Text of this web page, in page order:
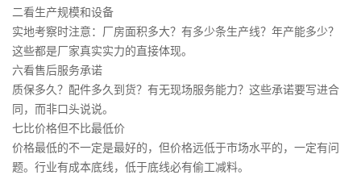
二看生产规模和设备
实地考察时注意：厂房面积多大？有多少条生产线？年产能多少？
这些都是厂家真实实力的直接体现。
六看售后服务承诺
质保多久？配件多久到货？有无现场服务能力？这些承诺要写进合
同，而非口头说说。
七比价格但不比最低价
价格最低的不一定是最好的，但价格远低于市场水平的，一定有问
题。行业有成本底线，低于底线必有偷工减料。